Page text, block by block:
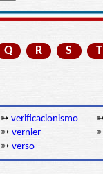
Q R S T
➳ verificacionismo
➳ vernier
➳ verso